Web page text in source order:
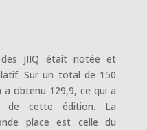
des JIIQ était notée et
Sur un total de 150
a obtenu 129,9, ce qui a
de cette édition. La
place est celle du